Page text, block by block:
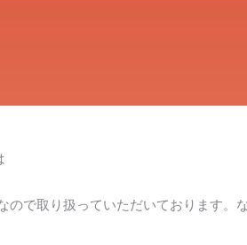
で取り扱っていただいております。